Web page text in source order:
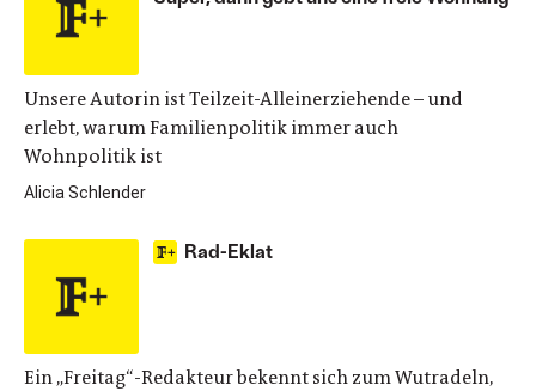
Unsere Autorin ist Teilzeit-Alleinerziehende – und
erlebt, warum Familienpolitik immer auch
Wohnpolitik ist
Alicia Schlender
Rad-Eklat
Ein „Freitag“-Redakteur bekennt sich zum Wutradeln,